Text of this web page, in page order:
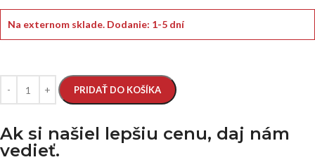
Na externom sklade. Dodanie: 1-5 dní
PRIDAŤ DO KOŠÍKA
Ak si našiel lepšiu cenu, daj nám
vedieť.